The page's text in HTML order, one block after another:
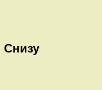
Снизу